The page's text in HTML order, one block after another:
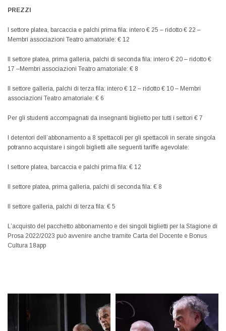
PREZZI
I settore platea, barcaccia e palchi prima fila: intero € 25 – ridotto € 22 –
Membri associazioni Teatro amatoriale: € 12
II settore platea, prima galleria, palchi di seconda fila: intero € 20 – ridotto €
17 –Membri associazioni Teatro amatoriale: € 8
II settore galleria, palchi di terza fila: intero € 12 – ridotto € 10 – Membri
associazioni Teatro amatoriale: € 6
Per gli studenti accompagnati da insegnanti biglietto per tutti i settori € 7
I detentori dell’abbonamento a 8 spettacoli per gli spettacoli in serate singola
potranno acquistare i singoli biglietti alle seguenti tariffe agevolate:
I settore platea, barcaccia e palchi prima fila: € 12
II settore platea, prima galleria, palchi di seconda fila: € 8
II settore galleria, palchi di terza fila: € 5
L’acquisto del pacchetto abbonamento e dei singoli biglietti per la Stagione di
Prosa 2022/2023 può avvenire anche tramite Carta del Docente e Bonus
Cultura 18app